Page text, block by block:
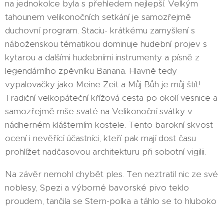
na jednokolce byla s přehledem nejlepší. Velkým
tahounem velikonočních setkání je samozřejmě
duchovní program. Staciu- krátkému zamyšlení s
náboženskou tématikou dominuje hudební projev s
kytarou a dalšími hudebními instrumenty a písně z
legendárního zpěvníku Banana. Hlavně tedy
vypalovačky jako Meine Zeit a Můj Bůh je můj štít!
Tradiční velkopáteční křížová cesta po okolí vesnice a
samozřejmě mše svaté na Velikonoční svátky v
nádherném klášterním kostele. Tento barokní skvost
ocení i nevěřící účastníci, kteří pak mají dost času
prohlížet nadčasovou architekturu při sobotní vigilii.
Na závěr nemohl chybět ples. Ten neztratil nic ze své
noblesy, Spezi a výborné bavorské pivo teklo
proudem, tančila se Stern-polka a táhlo se to hluboko